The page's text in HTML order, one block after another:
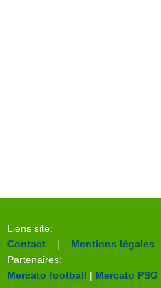
Liens site:
Contact | Mentions légales
Partenaires:
Mercato football | Mercato PSG